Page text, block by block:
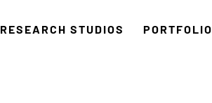
RESEARCH STUDIOS PORTFOLIO